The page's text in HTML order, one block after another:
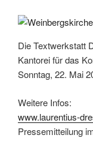
Die Textwerkstatt
Kantorei für das
Sonntag, 22. Mai
Weitere Infos:
www.laurentius-
Pressemitteilung